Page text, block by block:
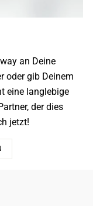
an Deine
oder gib Deinem
eine langlebige
der dies
jetzt!